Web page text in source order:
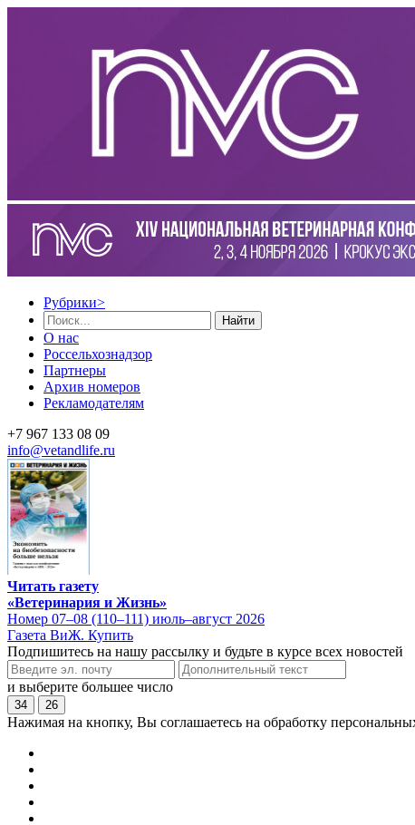
Рубрики>
Найти
О нас
Россельхознадзор
Партнеры
Архив номеров
Рекламодателям
+7 967 133 08 09
info@vetandlife.ru
Читать газету
«Ветеринария и Жизнь»
Номер 07–08 (110–111) июль–август 2026
Газета ВиЖ. Купить
Подпишитесь на нашу рассылку и будьте в курсе всех новостей
и выберите большее число
34 26
Нажимая на кнопку, Вы соглашаетесь на обработку